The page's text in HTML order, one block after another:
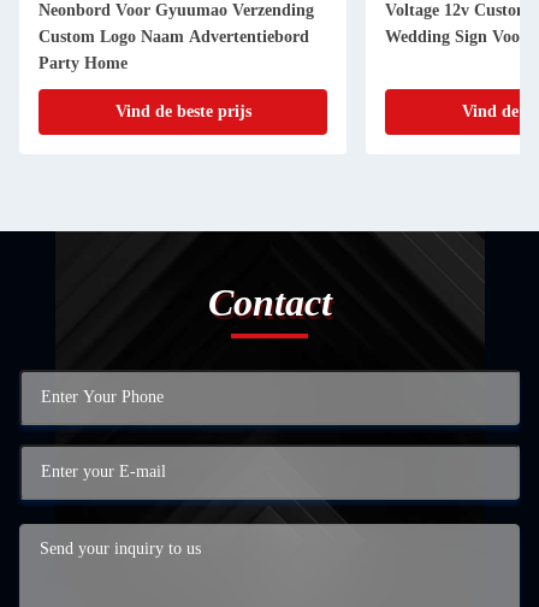
Neonbord Voor Gyuumao Verzending
Custom Logo Naam Advertentiebord
Party Home
Vind de beste prijs
Voltage 12v Custom
Wedding Sign Voor
Vind de
Contact